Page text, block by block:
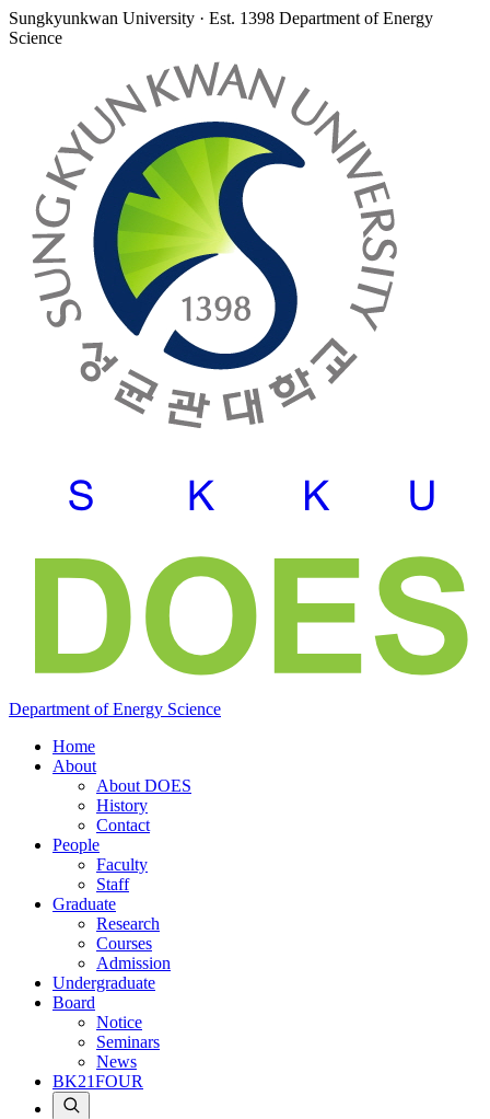
Sungkyunkwan University · Est. 1398 Department of Energy
Science
Department ofEnergy Science
Home
About
About DOES
History
Contact
People
Faculty
Staff
Graduate
Research
Courses
Admission
Undergraduate
Board
Notice
Seminars
News
BK21FOUR